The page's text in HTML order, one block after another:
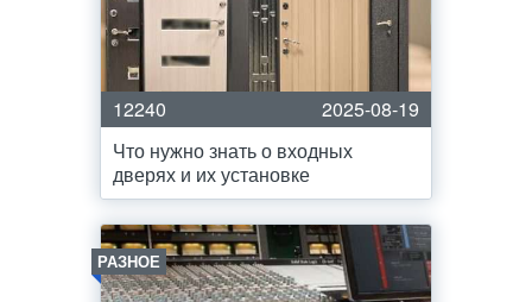
12240
2025-08-19
Что нужно знать о входных
дверях и их установке
РАЗНОЕ